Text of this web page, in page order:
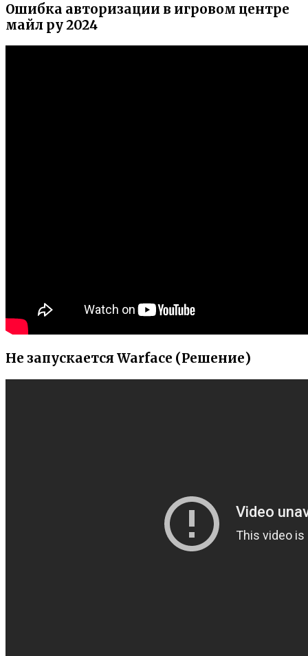
Ошибка авторизации в игровом центре
майл ру 2024
Не запускается Warface (Решение)